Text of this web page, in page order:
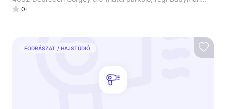
0
FODRÁSZAT / HAJSTÚDIÓ